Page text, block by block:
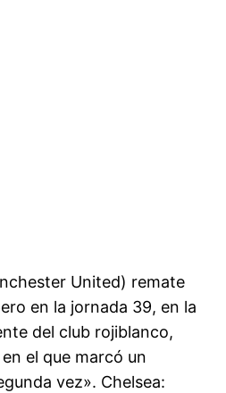
United) remate
en la jornada 39, en la
del club rojiblanco,
el que marcó un
vez». Chelsea: